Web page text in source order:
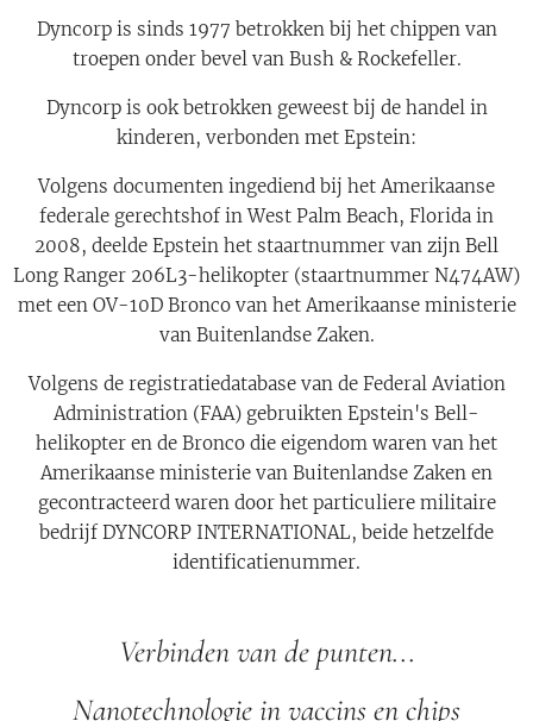
Dyncorp is sinds 1977 betrokken bij het chippen van
troepen onder bevel van Bush & Rockefeller.
Dyncorp is ook betrokken geweest bij de handel in
kinderen, verbonden met Epstein:
Volgens documenten ingediend bij het Amerikaanse
federale gerechtshof in West Palm Beach, Florida in
2008, deelde Epstein het staartnummer van zijn Bell
Long Ranger 206L3-helikopter (staartnummer N474AW)
met een OV-10D Bronco van het Amerikaanse ministerie
van Buitenlandse Zaken.
Volgens de registratiedatabase van de Federal Aviation
Administration (FAA) gebruikten Epstein's Bell-
helikopter en de Bronco die eigendom waren van het
Amerikaanse ministerie van Buitenlandse Zaken en
gecontracteerd waren door het particuliere militaire
bedrijf DYNCORP INTERNATIONAL, beide hetzelfde
identificatienummer.
Verbinden van de punten...
Nanotechnologie in vaccins en chips